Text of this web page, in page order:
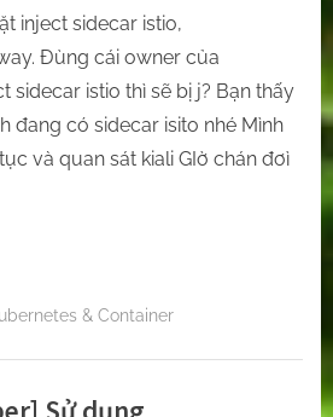
nghĩ
là
có
inject sidecar istio,
Đùng cái owner của
sidecar istio thì sẽ bị j? Bạn thấy
đang có sidecar isito nhé Mình
và quan sát kiali GIờ chán đơì
& Container